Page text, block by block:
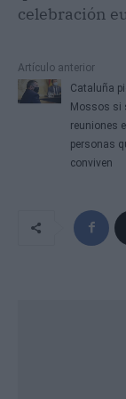
celebración
Artículo anterior
Cataluña
Mossos si
reuniones
personas
conviven